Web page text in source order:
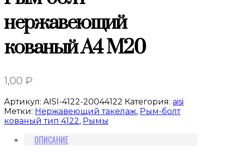
нержавеющий
кованый A4 M20
1,00 ₽
Артикул: AISI-4122-20044122 Категория: aisi
Метки: Нержавеющий такелаж, Рым-болт
кованый тип 4122, Рымы
ОПИСАНИЕ